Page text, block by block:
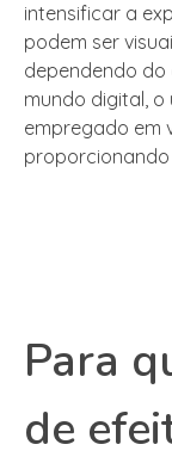
intensificar a
podem ser
dependendo do
mundo digital,
empregado em
proporcionando
Para
de